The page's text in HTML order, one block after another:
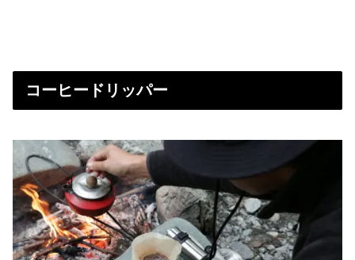
コーヒードリッパー